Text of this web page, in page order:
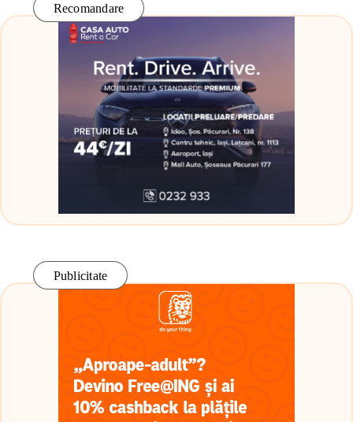
Recomandare
Publicitate